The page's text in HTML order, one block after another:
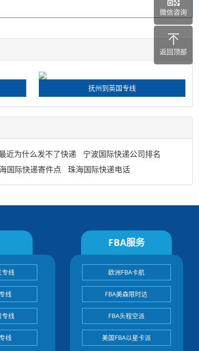
抚州到英国专线
近为什么发不了快递
宁波国际快递公司排名
国际快递寄件点 珠海国际快递电话
专线
线
专线
线
FBA服务
欧洲FBA卡航
FBA美森限时达
FBA头程空派
美国FBA以星卡派
微信咨询
返回顶部